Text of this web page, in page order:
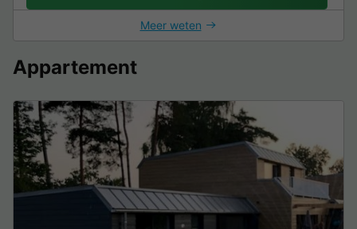
Meer weten
Appartement